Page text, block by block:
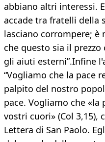
abbiano altri interessi.
accade tra fratelli della
lasciano corrompere;
che questo sia il
gli aiuti esterni”.Infine
“Vogliamo che la pace
palpito del nostro
pace. Vogliamo che «la
vostri cuori» (Col 3,15),
Lettera di San Paolo.